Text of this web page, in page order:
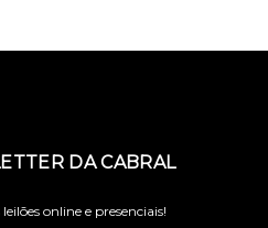
DA CABRAL
online e presenciais!